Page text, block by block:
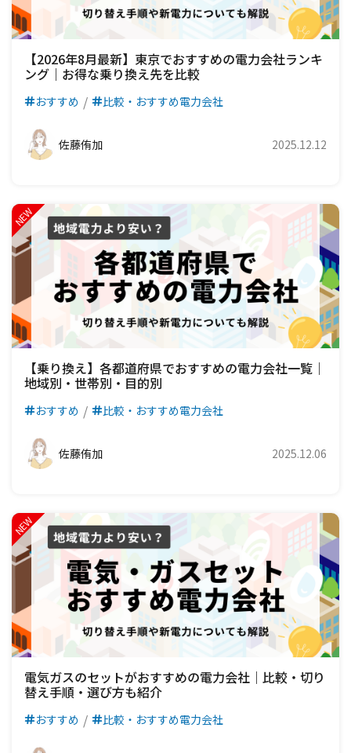
【2026年8月最新】東京でおすすめの電力会社ランキ
ング｜お得な乗り換え先を比較
おすすめ 比較・おすすめ電力会社
佐藤侑加 2025.12.12
【乗り換え】各都道府県でおすすめの電力会社一覧｜
地域別・世帯別・目的別
おすすめ 比較・おすすめ電力会社
佐藤侑加 2025.12.06
電気ガスのセットがおすすめの電力会社｜比較・切り
替え手順・選び方も紹介
おすすめ 比較・おすすめ電力会社